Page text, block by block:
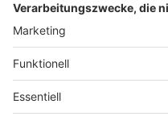
Teilnahmebedingungen
Grounding Page ANTENNE
BAYERN
Datenschutz­erklärung